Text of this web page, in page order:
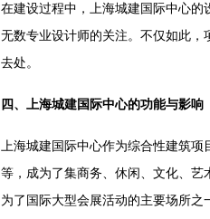
在建设过程中，上海城建国际中心
无数专业设计师的关注。不仅如此
去处。
四、上海城建国际中心的功能与影响
上海城建国际中心作为综合性建筑
等，成为了集商务、休闲、文化、
为了国际大型会展活动的主要场所之